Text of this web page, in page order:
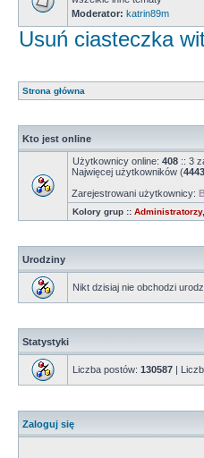
Moderator: katrin89m
Usuń ciasteczka
Strona główna
Kto jest online
Użytkownicy online: 408 :: 3
Najwięcej użytkowników (4443
Zarejestrowani użytkownicy:
Kolory grup :: Administratorzy,
Urodziny
Nikt dzisiaj nie obchodzi
Statystyki
Liczba postów: 130587 |
Zaloguj się